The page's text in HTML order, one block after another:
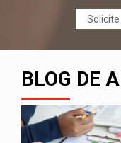
BLOG DE